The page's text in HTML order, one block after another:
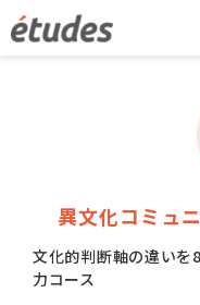
導入事例
eラーニング教材一覧
異文化コミュ
文化的判断軸の違いを
力コース